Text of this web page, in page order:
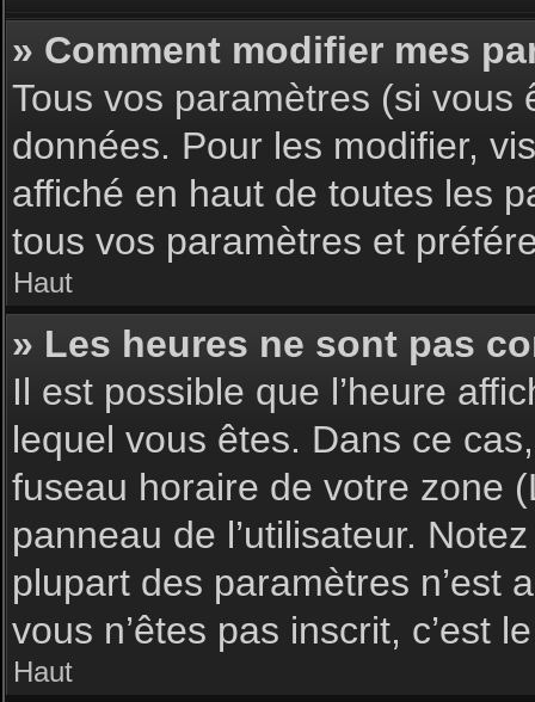
» Comment modifier mes
Tous vos paramètres (si
données. Pour les modifier,
affiché en haut de toutes les
tous vos paramètres et
Haut
» Les heures ne sont pas
Il est possible que l’heure
lequel vous êtes. Dans ce
fuseau horaire de votre zone
panneau de l’utilisateur.
plupart des paramètres n’est
vous n’êtes pas inscrit, c’est
Haut